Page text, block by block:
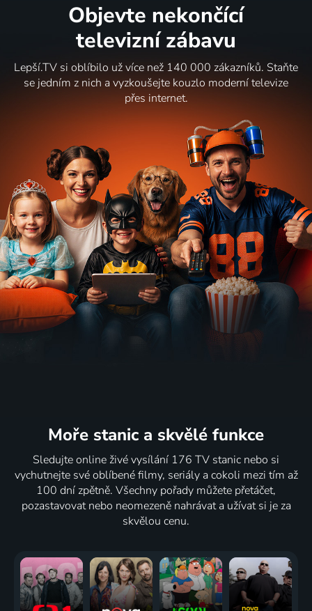
Objevte nekončící
televizní zábavu
Lepší.TV si oblíbilo už více než 140 000 zákazníků. Staňte
se jedním z nich a vyzkoušejte kouzlo moderní televize
přes internet.
Moře stanic a skvělé funkce
Sledujte online živé vysílání 176 TV stanic nebo si
vychutnejte své oblíbené filmy, seriály a cokoli mezi tím až
100 dní zpětně. Všechny pořady můžete přetáčet,
pozastavovat nebo neomezeně nahrávat a užívat si je za
skvělou cenu.